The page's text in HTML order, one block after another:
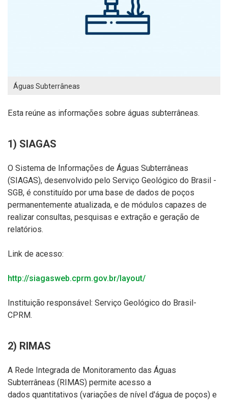
Águas Subterrâneas
Esta reúne as informações sobre águas subterrâneas.
1) SIAGAS
O Sistema de Informações de Águas Subterrâneas
(SIAGAS), desenvolvido pelo Serviço Geológico do Brasil -
SGB, é constituído por uma base de dados de poços
permanentemente atualizada, e de módulos capazes de
realizar consultas, pesquisas e extração e geração de
relatórios.
Link de acesso:
http://siagasweb.cprm.gov.br/layout/
Instituição responsável: Serviço Geológico do Brasil-
CPRM.
2) RIMAS
A Rede Integrada de Monitoramento das Águas
Subterrâneas (RIMAS) permite acesso a
dados quantitativos (variações de nível d'água de poços) e